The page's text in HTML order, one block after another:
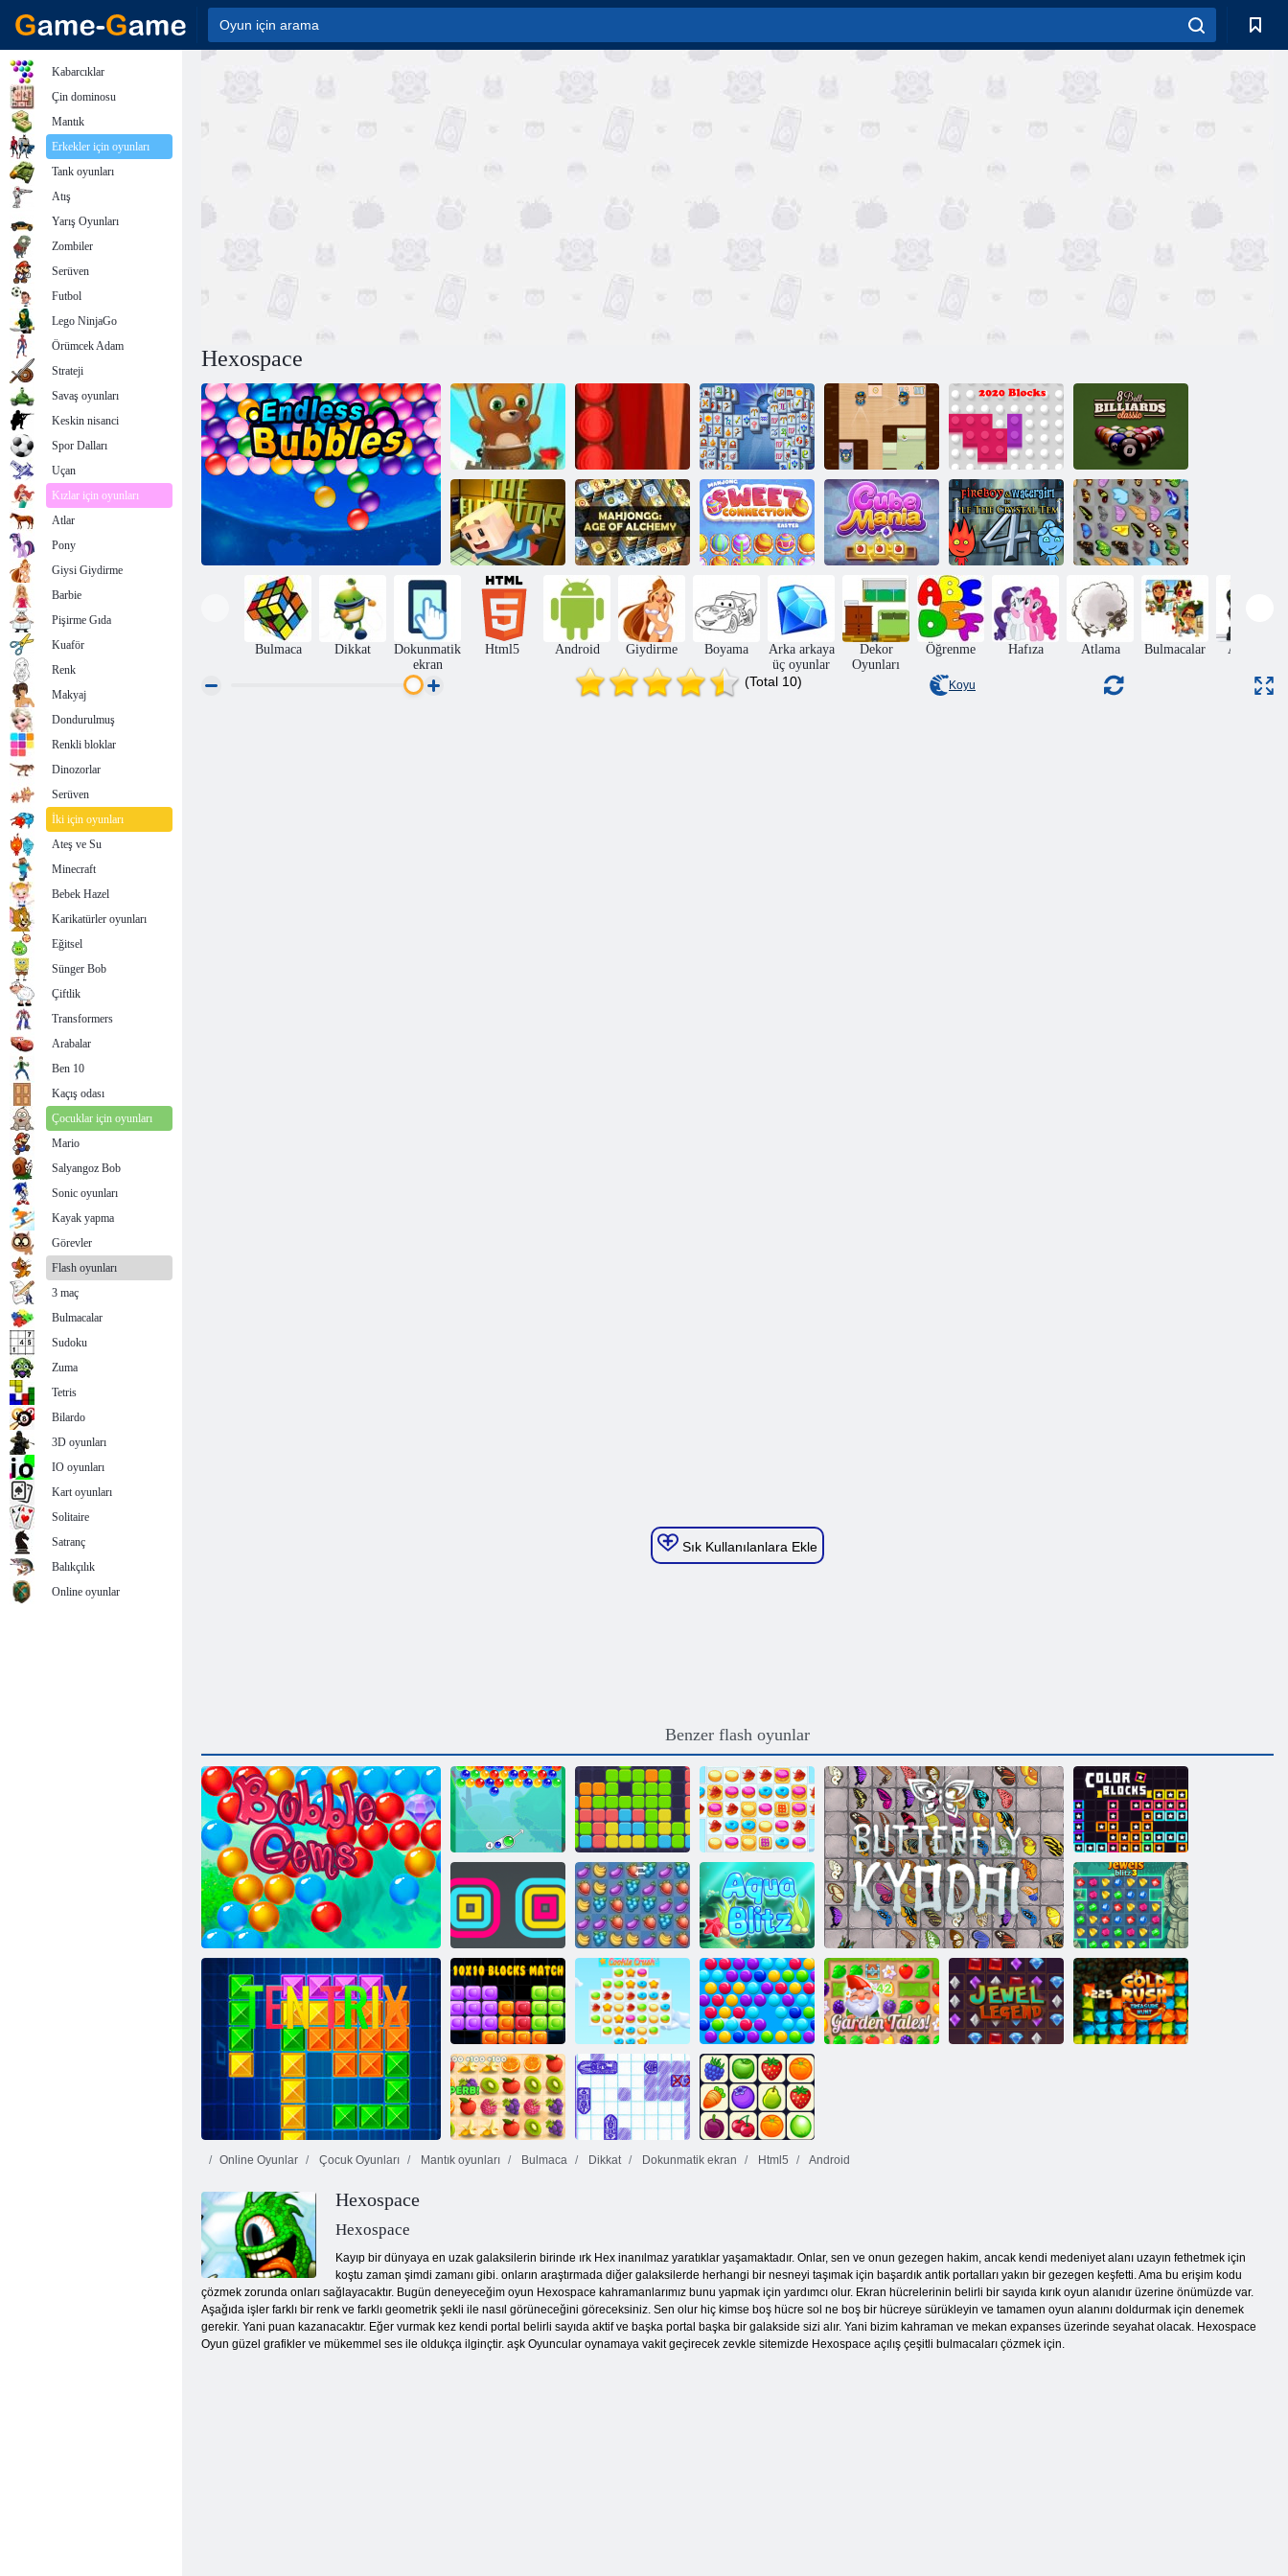
Hexospace
Bubble Shooter
Sonsuz
Tavla Klasik
Klasik
Mahjong
Fortuna
Gizemli James 2020 Bloklar
8 top bilardo
klasiği
Kogama
Asansör
Mahjong
simyası
Mahjong Tatlı
Küp mani Ateş ve Su 4 Kelebek Kyodai
Bulmaca Dikkat
Dokunmatik
ekran
Html5 Android Giydirme Boyama
Arka arkaya
üç oyunlar
Dekor
Oyunları
Öğrenme Hafıza Atlama Bulmacalar Aksiyon
(Total 10) Koyu
Sık Kullanılanlara Ekle
Benzer flash oyunlar
Kabarcık Gemes
Charms
Onbir onbir
Kurabiye ezmesi
2
Renkli bloklar
Kare Yığınlama Fruit Crush
Tentrix
Aqua Blitz
Mücevher Blitz
3
10x10 Bloklar
Maç
Kurabiye ezmesi
3
Akıllı
Baloncuklar
Online Oyunlar Çocuk Oyunları Mantık oyunları Bulmaca Dikkat Dokunmatik ekran Html5 Android
Hexospace
Hexospace
Kayıp bir dünyaya en uzak galaksilerin birinde ırk Hex inanılmaz yaratıklar yaşamaktadır. Onlar, sen ve onun gezegen hakim, ancak kendi medeniyet alanı uzayın fethetmek için
koştu zaman şimdi zamanı gibi. onların araştırmada diğer galaksilerde herhangi bir nesneyi taşımak için başardık antik portalları yakın bir gezegen keşfetti. Ama bu erişim kodu
çözmek zorunda onları sağlayacaktır. Bugün deneyeceğim oyun Hexospace kahramanlarımız bunu yapmak için yardımcı olur. Ekran hücrelerinin belirli bir sayıda kırık oyun alanıdır üzerine önümüzde var.
Aşağıda işler farklı bir renk ve farklı geometrik şekli ile nasıl görüneceğini göreceksiniz. Sen olur hiç kimse boş hücre sol ne boş bir hücreye sürükleyin ve tamamen oyun alanını doldurmak için denemek
gerekir. Yani puan kazanacaktır. Eğer vurmak kez kendi portal belirli sayıda aktif ve başka portal başka bir galakside sizi alır. Yani bizim kahraman ve mekan expanses üzerinde seyahat olacak. Hexospace
Oyun güzel grafikler ve mükemmel ses ile oldukça ilginçtir. aşk Oyuncular oynamaya vakit geçirecek zevkle sitemizde Hexospace açılış çeşitli bulmacaları çözmek için.
Kabarcıklar
Çin dominosu
Mantık
Erkekler için oyunları
Tank oyunları
Atış
Yarış Oyunları
Zombiler
Serüven
Futbol
Lego NinjaGo
Örümcek Adam
Strateji
Savaş oyunları
Keskin nisanci
Spor Dalları
Uçan
Kızlar için oyunları
Atlar
Pony
Giysi Giydirme
Barbie
Pişirme Gıda
Kuaför
Renk
Makyaj
Dondurulmuş
Renkli bloklar
Dinozorlar
Serüven
İki için oyunları
Ateş ve Su
Minecraft
Bebek Hazel
Karikatürler oyunları
Eğitsel
Sünger Bob
Çiftlik
Transformers
Arabalar
Ben 10
Kaçış odası
Çocuklar için oyunları
Mario
Salyangoz Bob
Sonic oyunları
Kayak yapma
Görevler
Flash oyunları
3 maç
Bulmacalar
Sudoku
Zuma
Tetris
Bilardo
3D oyunları
IO oyunları
Kart oyunları
Solitaire
Satranç
Balıkçılık
Online oyunlar